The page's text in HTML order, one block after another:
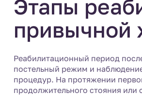
Этапы
привычной
Реабилитационный период
постельный режим и
процедур. На протяжении
продолжительного стояния